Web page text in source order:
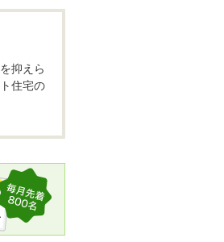
抑えら
住宅の